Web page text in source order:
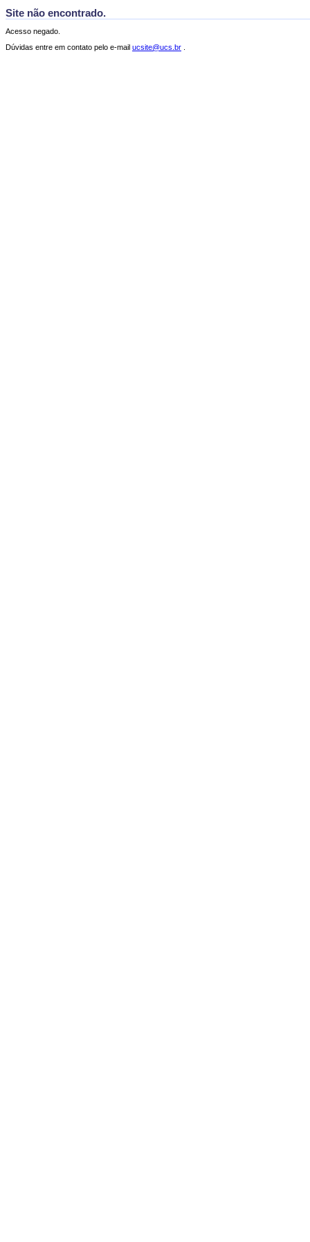
Site não encontrado.
Acesso negado.
Dúvidas entre em contato pelo e-mail ucsite@ucs.br